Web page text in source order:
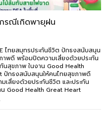
กรณีเกิดพายุฝน
ไทยสมุทรประกันชีวิต ปักธงสนับสนุน
าพดี พร้อมปิดความเสี่ยงด้วยประกัน
นสุขภาพ ในงาน Good Health
ปักธงสนับสนุนให้คนไทยสุขภาพดี
เสี่ยงด้วยประกันชีวิต และประกัน
น Good Health Great Heart